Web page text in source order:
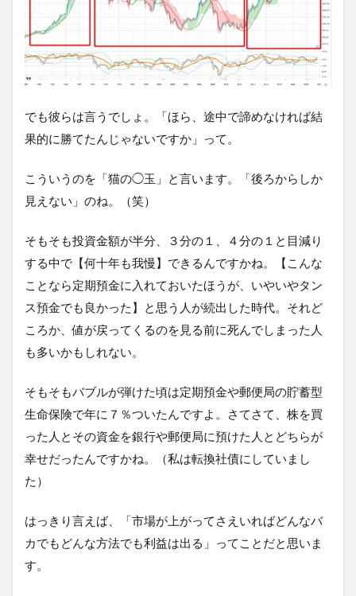
でも彼らは言うでしょ。「ほら、途中で諦めなければ結
果的に勝てたんじゃないですか」って。
こういうのを「猫の◯玉」と言います。「後ろからしか
見えない」のね。（笑）
そもそも投資金額が半分、３分の１、４分の１と目減り
する中で【何十年も我慢】できるんですかね。【こんな
ことなら定期預金に入れておいたほうが、いやいやタン
ス預金でも良かった】と思う人が続出した時代。それど
ころか、値が戻ってくるのを見る前に死んでしまった人
も多いかもしれない。
そもそもバブルが弾けた頃は定期預金や郵便局の貯蓄型
生命保険で年に７％ついたんですよ。さてさて、株を買
った人とその資金を銀行や郵便局に預けた人とどちらが
幸せだったんですかね。（私は転換社債にしていまし
た）
はっきり言えば、「市場が上がってさえいればどんなバ
カでもどんな方法でも利益は出る」ってことだと思いま
す。